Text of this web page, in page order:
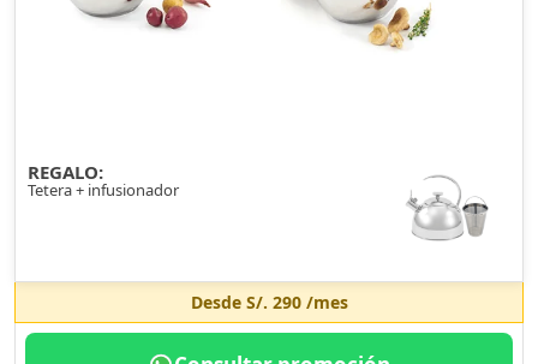
REGALO:
Tetera + infusionador
Desde S/. 290/mes